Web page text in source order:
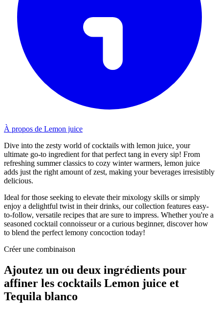
À propos de Lemon juice
Dive into the zesty world of cocktails with lemon juice, your
ultimate go-to ingredient for that perfect tang in every sip! From
refreshing summer classics to cozy winter warmers, lemon juice
adds just the right amount of zest, making your beverages irresistibly
delicious.
Ideal for those seeking to elevate their mixology skills or simply
enjoy a delightful twist in their drinks, our collection features easy-
to-follow, versatile recipes that are sure to impress. Whether you're a
seasoned cocktail connoisseur or a curious beginner, discover how
to blend the perfect lemony concoction today!
Créer une combinaison
Ajoutez un ou deux ingrédients pour
affiner les cocktails Lemon juice et
Tequila blanco